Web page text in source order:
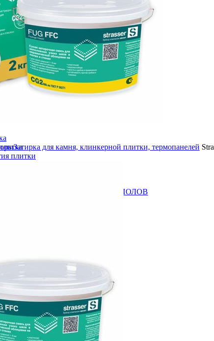
БРУСЧАТКИ, КАМНЯ
камня
камня
плитки
ДЛЯ ПРОМЫШЛЕННЫХ ПОЛОВ
полов
полов
Затирка для камня, клинкерной плитки, термопанелей